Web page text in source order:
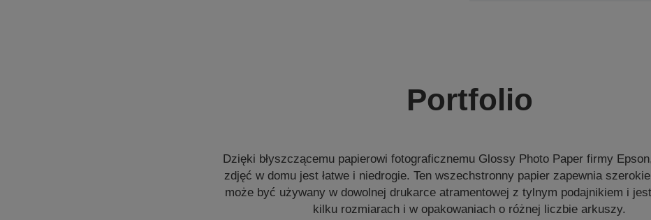
Portfolio
Dzięki błyszczącemu papierowi fotograficznemu Glossy Photo Paper firmy
zdjęć w domu jest łatwe i niedrogie. Ten wszechstronny papier zapewnia
może być używany w dowolnej drukarce atramentowej z tylnym podajnikiem i
kilku rozmiarach i w opakowaniach o różnej liczbie arkuszy.